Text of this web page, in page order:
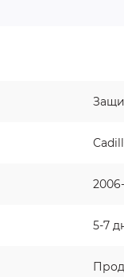
5-7